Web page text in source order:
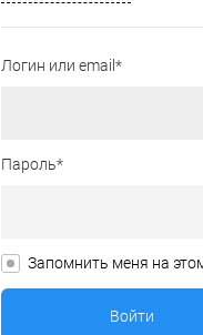
Логин или email*
Пароль*
Запомнить меня на